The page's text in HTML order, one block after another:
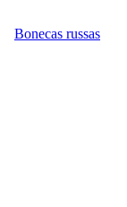
Bonecas russas